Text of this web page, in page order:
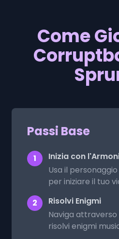
Come
Passi Base
1
Inizia con
Usa il
per iniziare il tuo
2
Risolvi Enigmi
Naviga
risolvi enigmi